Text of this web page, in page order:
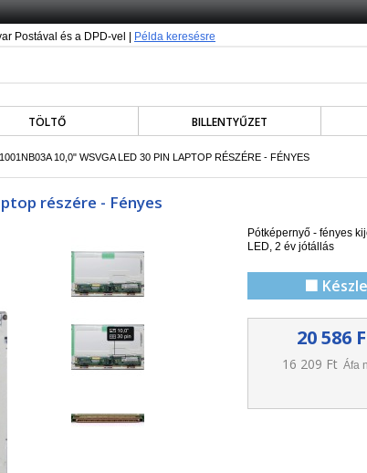
Postával és a DPD-vel | Példa keresésre
TÖLTŐ BILLENTYŰZET
10,0" WSVGA LED 30 PIN LAPTOP RÉSZÉRE - FÉNYES
részére - Fényes
Pótképernyő - fényes
LED, 2 év jótállás
🟩
20 586
16 209 Ft Áfa